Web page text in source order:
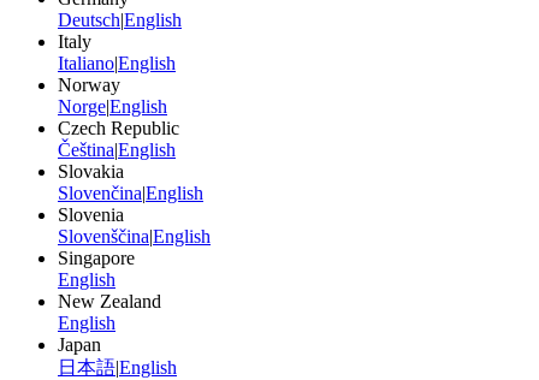
Deutsch|English
Italy
Italiano|English
Norway
Norge|English
Czech Republic
Čeština|English
Slovakia
Slovenčina|English
Slovenia
Slovenščina|English
Singapore
English
New Zealand
English
Japan
日本語|English